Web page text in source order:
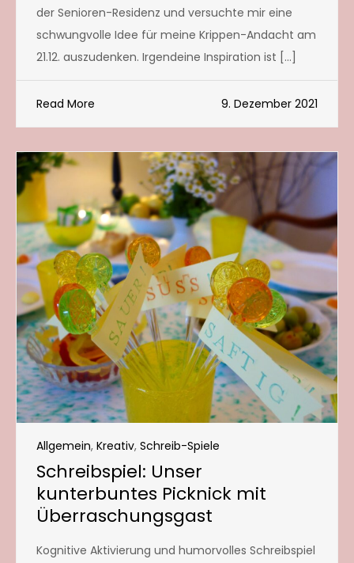
der Senioren-Residenz und versuchte mir eine
schwungvolle Idee für meine Krippen-Andacht am
21.12. auszudenken. Irgendeine Inspiration ist […]
Read More 9. Dezember 2021
Allgemein, Kreativ, Schreib-Spiele
Schreibspiel: Unser
kunterbuntes Picknick mit
Überraschungsgast
Kognitive Aktivierung und humorvolles Schreibspiel